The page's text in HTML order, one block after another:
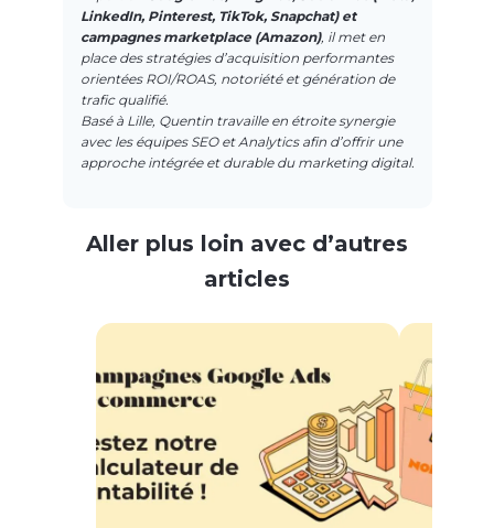
LinkedIn, Pinterest, TikTok, Snapchat) et
campagnes marketplace (Amazon), il met en
place des stratégies d’acquisition performantes
orientées ROI/ROAS, notoriété et génération de
trafic qualifié.
Basé à Lille, Quentin travaille en étroite synergie
avec les équipes SEO et Analytics afin d’offrir une
approche intégrée et durable du marketing digital.
Aller plus loin avec d’autres
articles